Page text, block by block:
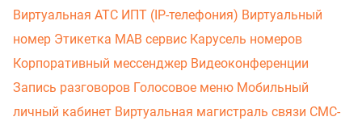
Виртуальная АТС ИПТ (IP-телефония) Виртуальный
номер Этикетка МАВ сервис Карусель номеров
Корпоративный мессенджер Видеоконференции
Запись разговоров Голосовое меню Мобильный
личный кабинет Виртуальная магистраль связи СМС-